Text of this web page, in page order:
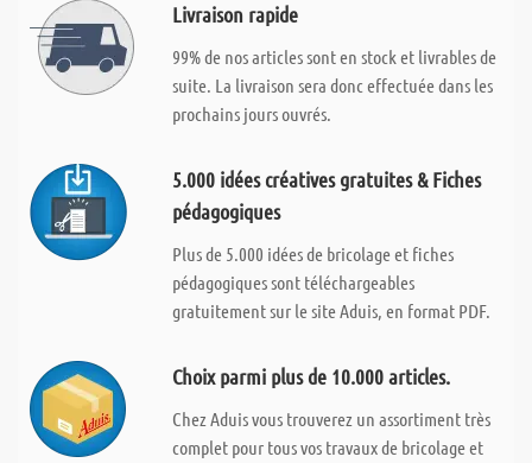
Livraison rapide
99% de nos articles sont en stock et livrables de
suite. La livraison sera donc effectuée dans les
prochains jours ouvrés.
5.000 idées créatives gratuites & Fiches
pédagogiques
Plus de 5.000 idées de bricolage et fiches
pédagogiques sont téléchargeables
gratuitement sur le site Aduis, en format PDF.
Choix parmi plus de 10.000 articles.
Chez Aduis vous trouverez un assortiment très
complet pour tous vos travaux de bricolage et